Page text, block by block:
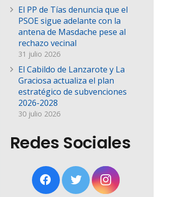
El PP de Tías denuncia que el
PSOE sigue adelante con la
antena de Masdache pese al
rechazo vecinal
31 julio 2026
El Cabildo de Lanzarote y La
Graciosa actualiza el plan
estratégico de subvenciones
2026-2028
30 julio 2026
Redes Sociales